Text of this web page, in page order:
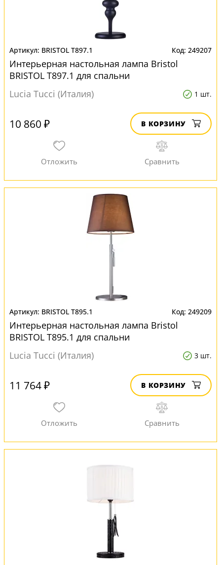
BRISTOL T897.1 249207
Интерьерная настольная лампа Bristol
BRISTOL T897.1 для спальни
Lucia Tucci (Италия)
1 шт.
10 860 ₽ В КОРЗИНУ
BRISTOL T895.1 249209
Интерьерная настольная лампа Bristol
BRISTOL T895.1 для спальни
Lucia Tucci (Италия)
3 шт.
11 764 ₽ В КОРЗИНУ